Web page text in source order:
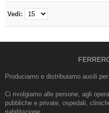
Vedi:
Produciamo e distribuiamo ausili
Ci rivolgiamo alle persone, agli
pubbliche e private, ospedali,